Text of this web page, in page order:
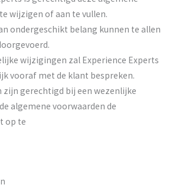
wijzigen of aan te vullen.
ondergeschikt belang kunnen te allen
wijzigingen zal Experience Experts
vooraf met de klant bespreken.
zijn gerechtigd bij een wezenlijke
algemene voorwaarden de
op te